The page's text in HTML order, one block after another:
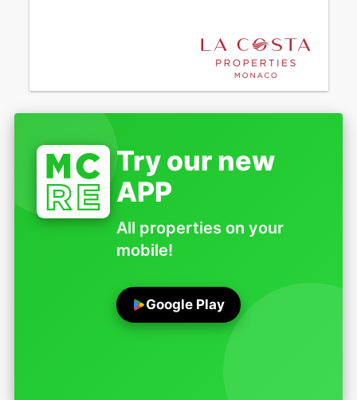
Try our new
APP
All properties on your
mobile!
Google Play